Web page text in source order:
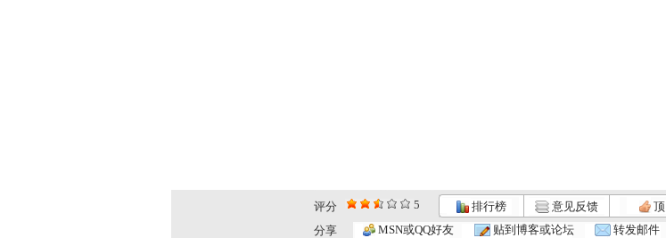
评分 5 排行榜 意见反馈 顶
分享
MSN或QQ好友 贴到博客或论坛 转发邮件